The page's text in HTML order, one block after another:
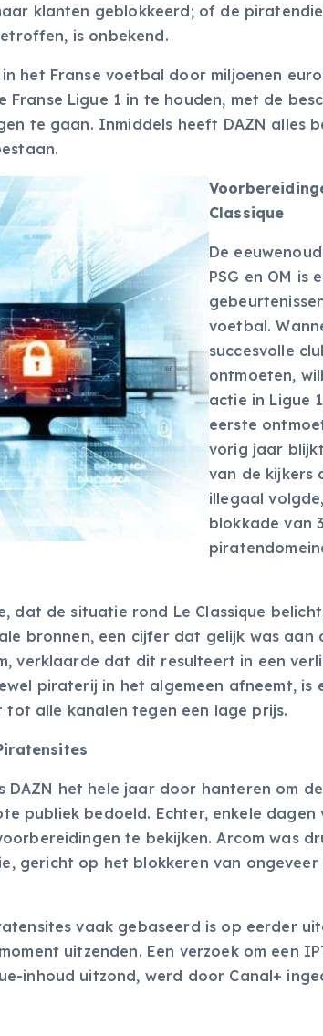
klanten geblokkeerd; of de
is onbekend.
het Franse voetbal door miljoenen
Ligue 1 in te houden, met de
te gaan. Inmiddels heeft DAZN alles
Classique
De
PSG en OM is
voetbal.
succesvolle
ontmoeten,
actie in Ligue
eerste
vorig jaar
van de kijkers
illegaal
blokkade van
dat de situatie rond Le Classique
bronnen, een cijfer dat gelijk was aan
verklaarde dat dit resulteert in een
piraterij in het algemeen afneemt, is
alle kanalen tegen een lage prijs.
DAZN het hele jaar door hanteren om
publiek bedoeld. Echter, enkele
te bekijken. Arcom was
gericht op het blokkeren van ongeveer
vaak gebaseerd is op eerder
uitzenden. Een verzoek om een
inhoud uitzond, werd door Canal+